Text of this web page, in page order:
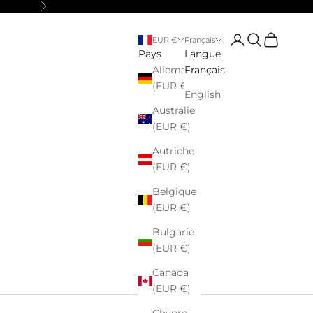
Suivant
EUR €
Pays
Allemagne
(EUR €)
Australie
(EUR €)
Autriche
(EUR €)
Belgique
(EUR €)
Bulgarie
(EUR €)
Canada
(EUR €)
Français
Langue
Français
English
Connexion
Recherche
Panier